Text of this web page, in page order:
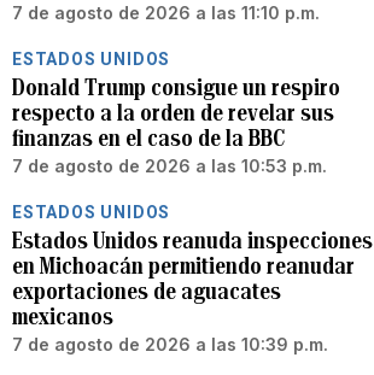
7 de agosto de 2026 a las 11:10 p.m.
ESTADOS UNIDOS
Donald Trump consigue un respiro
respecto a la orden de revelar sus
finanzas en el caso de la BBC
7 de agosto de 2026 a las 10:53 p.m.
ESTADOS UNIDOS
Estados Unidos reanuda inspecciones
en Michoacán permitiendo reanudar
exportaciones de aguacates
mexicanos
7 de agosto de 2026 a las 10:39 p.m.